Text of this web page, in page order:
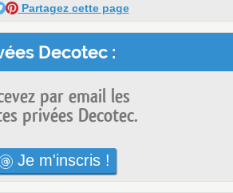
Partagez cette page
Decotec :
par email les
privées Decotec.
Je m'inscris !